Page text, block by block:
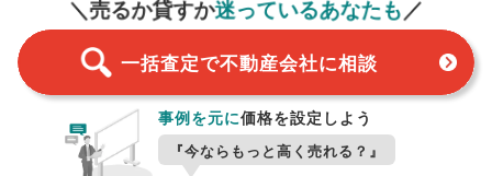
＼売るか貸すか迷っているあなたも／
一括査定で不動産会社に相談
事例を元に価格を設定しよう
『今ならもっと高く売れる？』